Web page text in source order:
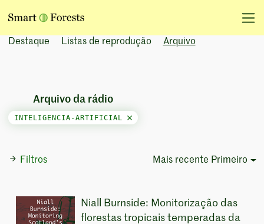
Destaque Listas de reprodução Arquivo
Filtros Mais recente Primeiro
Arquivo da rádio
INTELIGENCIA-ARTIFICIAL
Niall Burnside: Monitorização das
florestas tropicais temperadas da